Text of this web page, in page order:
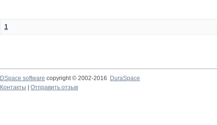
1
DSpace software copyright © 2002-2016
DuraSpace
Контакты
Отправить отзыв